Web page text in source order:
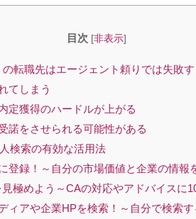
目次 [非表示]
転職先はエージェント頼りでは失敗
てしまう
定獲得のハードルが上がる
諾をさせられる可能性がある
検索の有効な活用法
登録！～自分の市場価値と企業の情報
極めよう～CAの対応やアドバイスに
ィアや企業HPを検索！～自分で検索す